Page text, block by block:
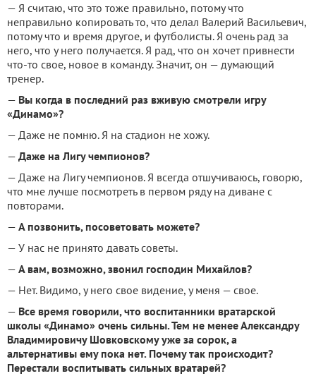
— Я считаю, что это тоже правильно, потому что
неправильно копировать то, что делал Валерий Васильевич,
потому что и время другое, и футболисты. Я очень рад за
него, что у него получается. Я рад, что он хочет привнести
что-то свое, новое в команду. Значит, он — думающий
тренер.
— Вы когда в последний раз вживую смотрели игру
«Динамо»?
— Даже не помню. Я на стадион не хожу.
— Даже на Лигу чемпионов?
— Даже на Лигу чемпионов. Я всегда отшучиваюсь, говорю,
что мне лучше посмотреть в первом ряду на диване с
повторами.
— А позвонить, посоветовать можете?
— У нас не принято давать советы.
— А вам, возможно, звонил господин Михайлов?
— Нет. Видимо, у него свое видение, у меня — свое.
— Все время говорили, что воспитанники вратарской
школы «Динамо» очень сильны. Тем не менее Александру
Владимировичу Шовковскому уже за сорок, а
альтернативы ему пока нет. Почему так происходит?
Перестали воспитывать сильных вратарей?